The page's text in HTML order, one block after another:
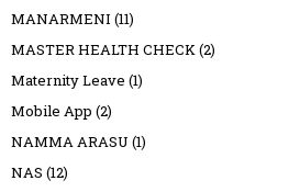
MANARMENI (11)
MASTER HEALTH CHECK(2)
Maternity Leave (1)
Mobile App (2)
NAMMA ARASU (1)
NAS (12)